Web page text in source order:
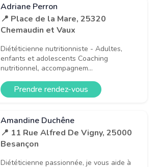
Adriane Perron
📍 Place de la Mare, 25320
Chemaudin et Vaux
Diététicienne nutritionniste - Adultes,
enfants et adolescents Coaching
nutritionnel, accompagnem...
Prendre rendez-vous
Amandine Duchêne
📍 11 Rue Alfred De Vigny, 25000
Besançon
Diététicienne passionnée, je vous aide à